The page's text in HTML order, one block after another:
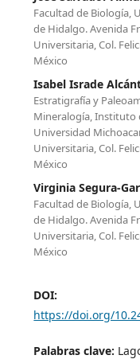
Facultad de Biología,
de Hidalgo. Avenida
Universitaria, Col.
México
Isabel Israde
Estratigrafía y
Mineralogía, Instituto
Universidad
Universitaria, Col.
México
Virginia Segura-
Facultad de Biología,
de Hidalgo. Avenida
Universitaria, Col.
México
DOI:
https://doi.org/
Palabras clave: